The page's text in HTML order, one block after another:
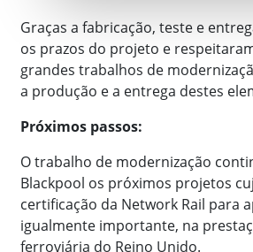
Graças a fabricação, teste e
os prazos do projeto e
grandes trabalhos de
a produção e a entrega destes
Próximos passos:
O trabalho de modernização
Blackpool os próximos projetos
certificação da Network Rail para
igualmente importante, na
ferroviária do Reino Unido.